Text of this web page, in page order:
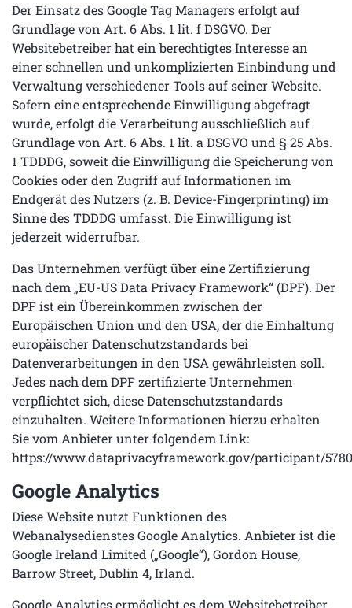
Der Einsatz des Google Tag Managers erfolgt auf
Grundlage von Art. 6 Abs. 1 lit. f DSGVO. Der
Websitebetreiber hat ein berechtigtes Interesse an
einer schnellen und unkomplizierten Einbindung und
Verwaltung verschiedener Tools auf seiner Website.
Sofern eine entsprechende Einwilligung abgefragt
wurde, erfolgt die Verarbeitung ausschließlich auf
Grundlage von Art. 6 Abs. 1 lit. a DSGVO und § 25 Abs.
1 TDDDG, soweit die Einwilligung die Speicherung von
Cookies oder den Zugriff auf Informationen im
Endgerät des Nutzers (z. B. Device-Fingerprinting) im
Sinne des TDDDG umfasst. Die Einwilligung ist
jederzeit widerrufbar.
Das Unternehmen verfügt über eine Zertifizierung
nach dem „EU-US Data Privacy Framework“ (DPF). Der
DPF ist ein Übereinkommen zwischen der
Europäischen Union und den USA, der die Einhaltung
europäischer Datenschutzstandards bei
Datenverarbeitungen in den USA gewährleisten soll.
Jedes nach dem DPF zertifizierte Unternehmen
verpflichtet sich, diese Datenschutzstandards
einzuhalten. Weitere Informationen hierzu erhalten
Sie vom Anbieter unter folgendem Link:
https://www.dataprivacyframework.gov/participant/5780
Google Analytics
Diese Website nutzt Funktionen des
Webanalysedienstes Google Analytics. Anbieter ist die
Google Ireland Limited („Google“), Gordon House,
Barrow Street, Dublin 4, Irland.
Google Analytics ermöglicht es dem Websitebetreiber,